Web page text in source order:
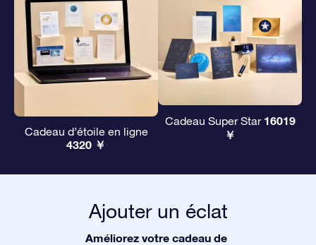
Cadeau d’étoile en ligne
4320 ￥
Cadeau Super Star 16019
￥
Ajouter un éclat
Améliorez votre cadeau de